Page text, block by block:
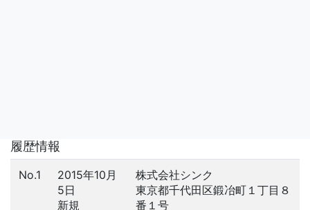
履歴情報
No.1
2015年10月
5日
新規
株式会社シンク
東京都千代田区鍛冶町１丁目８
番１号